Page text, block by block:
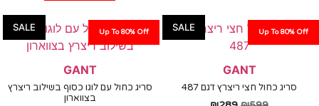
SALE Up To 80% Off
GANT
סריג כחול חצי ריצרץ דגם 487
SALE Up To 80% Off
GANT
סריג כחול עם לוגו כסוף בשילוב ריצרץ
בצווארון